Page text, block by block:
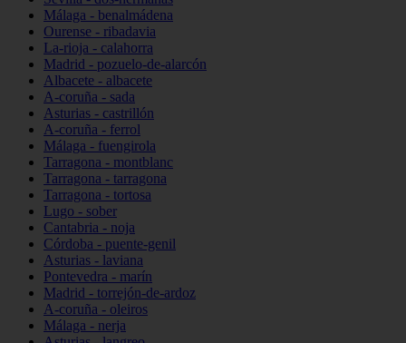
Málaga - benalmádena
Ourense - ribadavia
La-rioja - calahorra
Madrid - pozuelo-de-alarcón
Albacete - albacete
A-coruña - sada
Asturias - castrillón
A-coruña - ferrol
Málaga - fuengirola
Tarragona - montblanc
Tarragona - tarragona
Tarragona - tortosa
Lugo - sober
Cantabria - noja
Córdoba - puente-genil
Asturias - laviana
Pontevedra - marín
Madrid - torrejón-de-ardoz
A-coruña - oleiros
Málaga - nerja